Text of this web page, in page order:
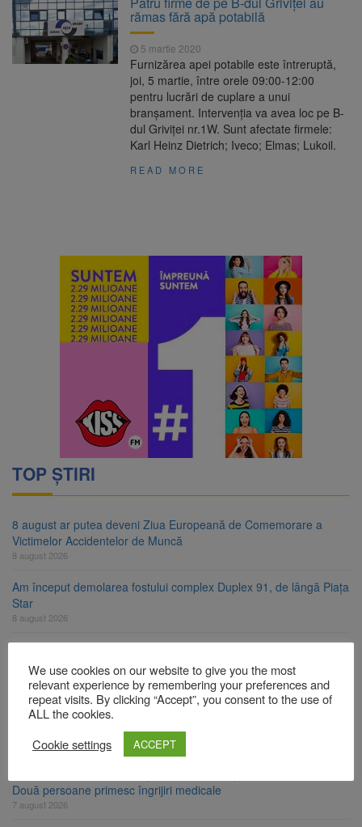
nopții, nu oprirea iluminatului public
7 august 2026
Trafic blocat pe DN1E Brașov
– Poiana Brașov după un accident. Două
persoane primesc îngrijiri medicale
Dosar de evaziune fiscală de
peste 330.000 de lei, clasat la Brașov după
8 august ar putea deveni
Ziua Europeană de Comemorare a Victimelor
Accidentelor de Muncă
rămas fără apă potabilă
5 martie 2020
Furnizărea apei potabile este întreruptă,
joi, 5 martie, între orele 09:00-12:00
pentru lucrări de cuplare a unui
branșament. Intervenția va avea loc pe B-
dul Griviței nr.1W. Sunt afectate firmele:
Karl Heinz Dietrich; Iveco; Elmas; Lukoil.
READ MORE
TOP ȘTIRI
8 august ar putea deveni Ziua Europeană de Comemorare a
Victimelor Accidentelor de Muncă
8 august 2026
Am început demolarea fostului complex Duplex 91, de lângă Piața
Star
8 august 2026
energie. Nivelul Dunării a început să crească
8 august 2026
Asociația Română pentru Iluminat cere reducerea luminii pe
timpul nopții, nu oprirea iluminatului public
8 august 2026
Două persoane primesc îngrijiri medicale
7 august 2026
We use cookies on our website to give you the most
relevant experience by remembering your preferences and
repeat visits. By clicking “Accept”, you consent to the use of
ALL the cookies.
Cookie settings
ACCEPT